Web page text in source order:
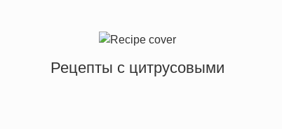
Рецепты с цитрусовыми